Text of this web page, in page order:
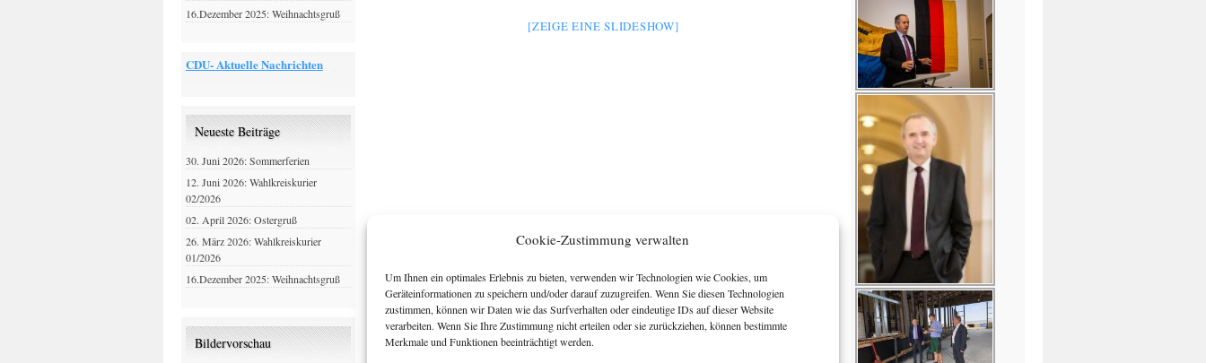
Cookie-Zustimmung verwalten
Um Ihnen ein optimales Erlebnis zu bieten, verwenden wir Technologien wie Cookies, um
Geräteinformationen zu speichern und/oder darauf zuzugreifen. Wenn Sie diesen Technologien
zustimmen, können wir Daten wie das Surfverhalten oder eindeutige IDs auf dieser Website
verarbeiten. Wenn Sie Ihre Zustimmung nicht erteilen oder sie zurückziehen, können bestimmte
Merkmale und Funktionen beeinträchtigt werden.
[ZEIGE EINE SLIDESHOW]
16.Dezember 2025: Weihnachtsgruß
CDU- Aktuelle Nachrichten
Neueste Beiträge
30. Juni 2026: Sommerferien
12. Juni 2026: Wahlkreiskurier
02/2026
02. April 2026: Ostergruß
26. März 2026: Wahlkreiskurier
01/2026
16.Dezember 2025: Weihnachtsgruß
Bildervorschau